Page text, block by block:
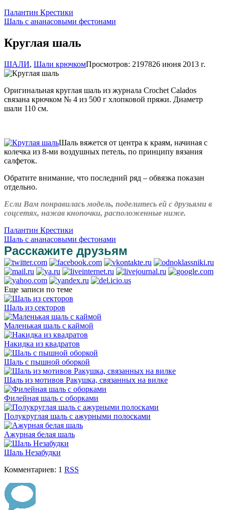
Палантин Крестики
Шаль с ананасовыми фестонами
Круглая шаль
ШАЛИ, Шали крючкомПросмотров: 2197826 июня 2013 г.
Оригинальная круглая шаль из журнала Crochet Calados
связана крючком № 4 из 500 г хлопковой пряжи. Диаметр
шали 110 см.
Шаль вяжется от центра к краям, начиная с
колечка из 8-ми воздушных петель, по принципу вязания
салфеток.
Обратите внимание, что последний ряд – обвязка показан
отдельно.
Если Вам понравилась модель, поделитесь ей с друзьями в
соцсетях, нажав кнопочки, расположенные ниже.
Палантин Крестики
Шаль с ананасовыми фестонами
Расскажите друзьям
Еще записи по теме
Шаль из секторов
Маленькая шаль с каймой
Накидка из квадратов
Шаль с пышной оборкой
Шаль из мотивов Ракушка, связанных на вилке
Филейная шаль с оборками
Полукруглая шаль с ажурными полосками
Ажурная белая шаль
Шаль Незабудки
Комментариев: 1 RSS